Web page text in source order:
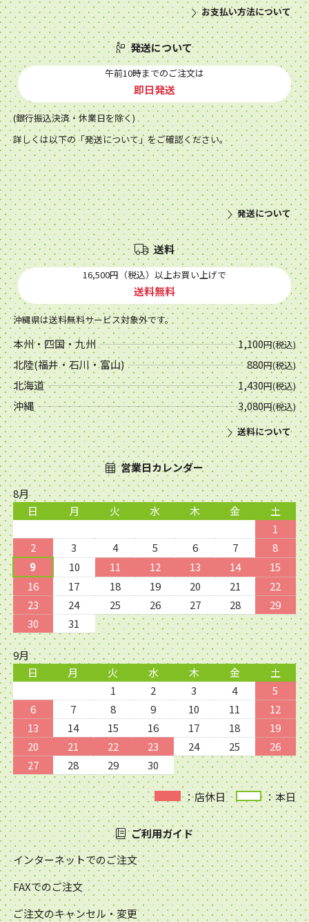
お支払い方法について
発送について
午前10時までのご注文は
即日発送
(銀行振込決済・休業日を除く)
詳しくは以下の「発送について」をご確認ください。
発送について
送料
16,500円（税込）以上お買い上げで
送料無料
沖縄県は送料無料サービス対象外です。
本州・四国・九州 1,100円(税込)
北陸(福井・石川・富山) 880円(税込)
北海道 1,430円(税込)
沖縄 3,080円(税込)
送料について
営業日カレンダー
8月
日
月 火 水 木 金
土
1
2
3 4 5 6 7
8
9
10 11 12 13 14
15
16
17 18 19 20 21
22
23
24 25 26 27 28
29
30
31
9月
日
月 火 水 木 金
土
1
2 3 4
5
6
7 8 9 10 11
12
13
14 15 16 17 18
19
20
21 22 23 24 25
26
27
28 29 30
：店休日 ：本日
ご利用ガイド
インターネットでのご注文
FAXでのご注文
ご注文のキャンセル・変更